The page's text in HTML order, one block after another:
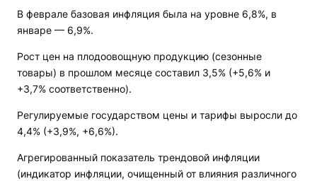
В феврале базовая инфляция была на уровне 6,8%, в
январе — 6,9%.
Рост цен на плодоовощную продукцию (сезонные
товары) в прошлом месяце составил 3,5% (+5,6% и
+3,7% соответственно).
Регулируемые государством цены и тарифы выросли до
4,4% (+3,9%, +6,6%).
Агрегированный показатель трендовой инфляции
(индикатор инфляции, очищенный от влияния различного